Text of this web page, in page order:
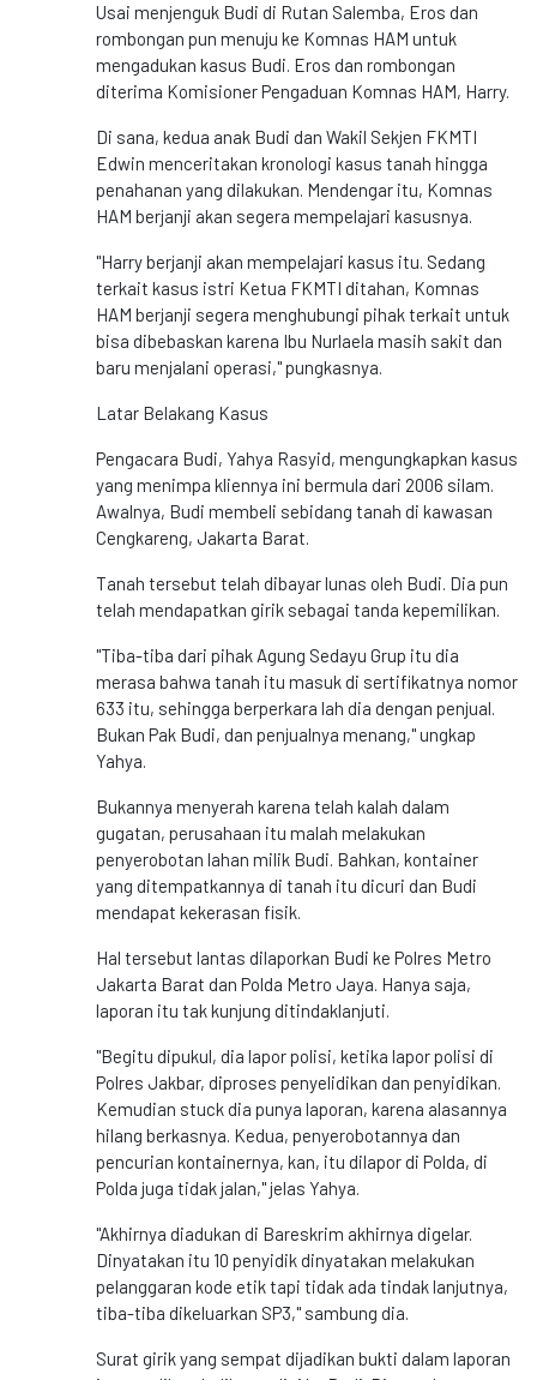
Usai menjenguk Budi di Rutan Salemba, Eros dan
rombongan pun menuju ke Komnas HAM untuk
mengadukan kasus Budi. Eros dan rombongan
diterima Komisioner Pengaduan Komnas HAM, Harry.
Di sana, kedua anak Budi dan Wakil Sekjen FKMTI
Edwin menceritakan kronologi kasus tanah hingga
penahanan yang dilakukan. Mendengar itu, Komnas
HAM berjanji akan segera mempelajari kasusnya.
"Harry berjanji akan mempelajari kasus itu. Sedang
terkait kasus istri Ketua FKMTI ditahan, Komnas
HAM berjanji segera menghubungi pihak terkait untuk
bisa dibebaskan karena Ibu Nurlaela masih sakit dan
baru menjalani operasi," pungkasnya.
Latar Belakang Kasus
Pengacara Budi, Yahya Rasyid, mengungkapkan kasus
yang menimpa kliennya ini bermula dari 2006 silam.
Awalnya, Budi membeli sebidang tanah di kawasan
Cengkareng, Jakarta Barat.
Tanah tersebut telah dibayar lunas oleh Budi. Dia pun
telah mendapatkan girik sebagai tanda kepemilikan.
"Tiba-tiba dari pihak Agung Sedayu Grup itu dia
merasa bahwa tanah itu masuk di sertifikatnya nomor
633 itu, sehingga berperkara lah dia dengan penjual.
Bukan Pak Budi, dan penjualnya menang," ungkap
Yahya.
Bukannya menyerah karena telah kalah dalam
gugatan, perusahaan itu malah melakukan
penyerobotan lahan milik Budi. Bahkan, kontainer
yang ditempatkannya di tanah itu dicuri dan Budi
mendapat kekerasan fisik.
Hal tersebut lantas dilaporkan Budi ke Polres Metro
Jakarta Barat dan Polda Metro Jaya. Hanya saja,
laporan itu tak kunjung ditindaklanjuti.
"Begitu dipukul, dia lapor polisi, ketika lapor polisi di
Polres Jakbar, diproses penyelidikan dan penyidikan.
Kemudian stuck dia punya laporan, karena alasannya
hilang berkasnya. Kedua, penyerobotannya dan
pencurian kontainernya, kan, itu dilapor di Polda, di
Polda juga tidak jalan," jelas Yahya.
"Akhirnya diadukan di Bareskrim akhirnya digelar.
Dinyatakan itu 10 penyidik dinyatakan melakukan
pelanggaran kode etik tapi tidak ada tindak lanjutnya,
tiba-tiba dikeluarkan SP3," sambung dia.
Surat girik yang sempat dijadikan bukti dalam laporan